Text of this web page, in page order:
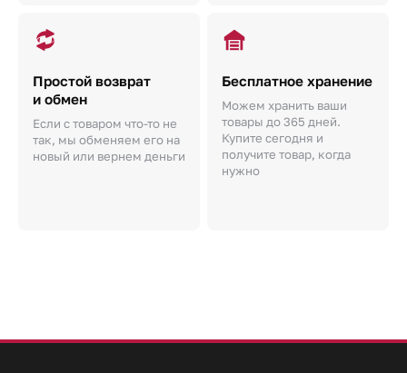
Простой возврат
и обмен
Если с товаром что-то не
так, мы обменяем его на
новый или вернем деньги
Бесплатное хранение
Можем хранить ваши
товары до 365 дней.
Купите сегодня и
получите товар, когда
нужно